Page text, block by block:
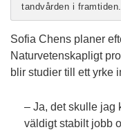
tandvården i framtiden.
Sofia Chens planer
Naturvetenskapligt
blir studier till ett yrke
– Ja, det skulle jag
väldigt stabilt jobb